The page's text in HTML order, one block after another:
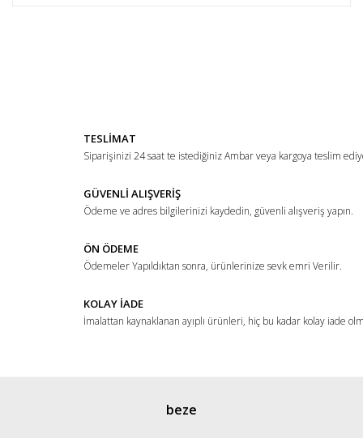
Ürün açıklamasında eksik bilgiler bulunuyor.
Ürün fiyatı diğer sitelerden daha pahalı.
Bu ürüne benzer farklı alternatifler olmalı.
Gönder
TESLİMAT
Siparişinizi 24 saat te istediğiniz Ambar veya kargoya teslim
GÜVENLİ ALIŞVERİŞ
Ödeme ve adres bilgilerinizi kaydedin, güvenli alışveriş yapın.
ÖN ÖDEME
Ödemeler Yapıldıktan sonra, ürünlerinize sevk emri Verilir.
KOLAY İADE
İmalattan kaynaklanan ayıplı ürünleri, hiç bu kadar kolay iade
beze